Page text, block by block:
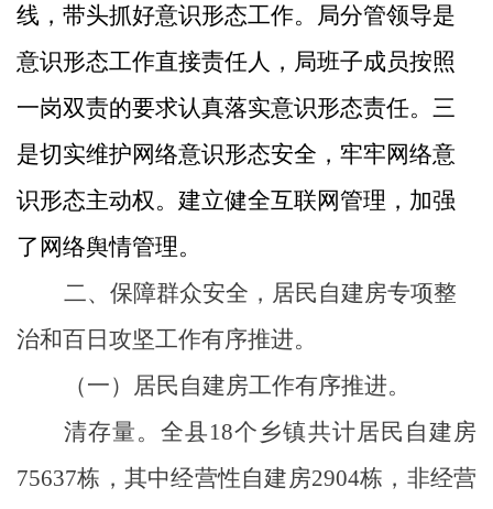
线，带头抓好意识形态工作。
局分管领导是
意识形态工作直接责任人 ， 局班子成员按照
一岗双责的要求认真落实意识形态责任。三
是切实维护网络意识形态安全，牢牢网络意
识形态主动权。建立健全互联网管理 ， 加强
了网络舆情管理。
二、保障群众安全， 居民自建房专项整
治和百日攻坚工作有序推进。
（一）居民自建房工作有序推进。
清存量。 全县18个乡镇共计居民自建房
75637栋，其中经营性自建房2904栋，非经营